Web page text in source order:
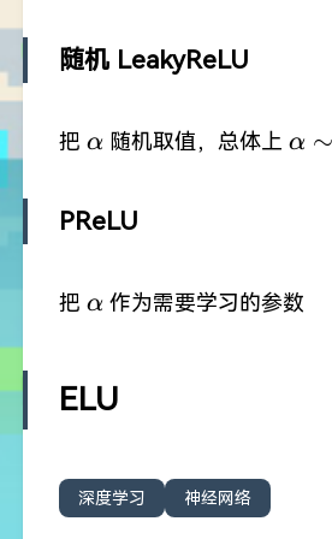
随机 LeakyReLU
把 \alpha
α 随机取值，总体上α ∼
PReLU
把 \alpha
α 作为需要学习的参数
ELU
深度学习 神经网络